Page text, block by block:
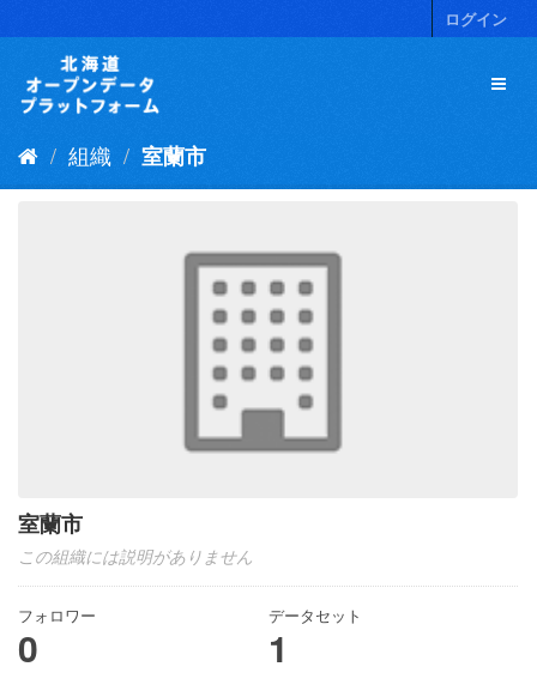
キ
ログイン
組織 室蘭市
室蘭市
この組織には説明がありません
フォロワー
0
データセット
1